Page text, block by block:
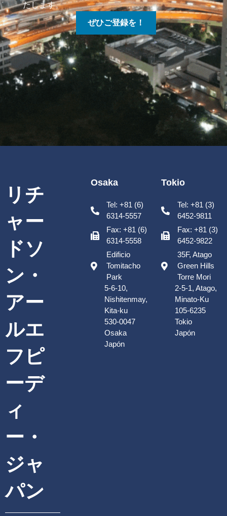
たします。
ぜひご登録を！
リチ
ャー
ドソ
ン・
アー
ルエ
フピ
ーデ
ィ
ー・
ジャ
パン
Osaka
Tel: +81 (6)
6314-5557
Fax: +81 (6)
6314-5558
Edificio
Tomitacho
Park
5-6-10,
Nishitenmay,
Kita-ku
530-0047
Osaka
Japón
Tokio
Tel: +81 (3)
6452-9811
Fax: +81 (3)
6452-9822
35F, Atago
Green Hills
Torre Mori
2-5-1, Atago,
Minato-Ku
105-6235
Tokio
Japón